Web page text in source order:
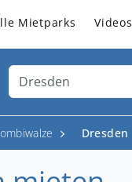
Mietparks Videos
Dresden